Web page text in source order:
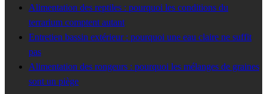
Alimentation des reptiles : pourquoi les conditions du
terrarium comptent autant
Entretien bassin extérieur : pourquoi une eau claire ne suffit
pas
Alimentation des rongeurs : pourquoi les mélanges de graines
sont un piège